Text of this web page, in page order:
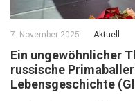
7. November 2025 Aktuell
Ein ungewöhnlicher
russische
Lebensgeschichte